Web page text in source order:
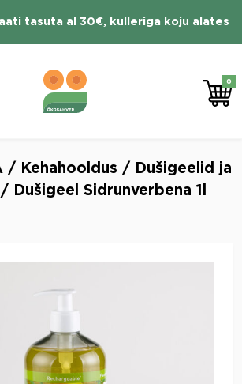
tasuta al 30€, kulleriga koju alates
0
/ Kehahooldus / Dušigeelid ja
/ Dušigeel Sidrunverbena 1l